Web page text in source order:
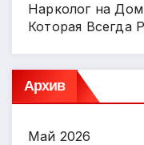
Нарколог на
Которая Всегда
Архив
Май 2026